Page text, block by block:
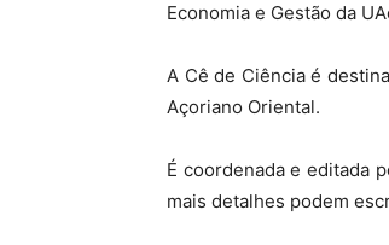
Economia e Gestão da
A Cê de Ciência é
Açoriano Oriental.
É coordenada e editada
mais detalhes podem